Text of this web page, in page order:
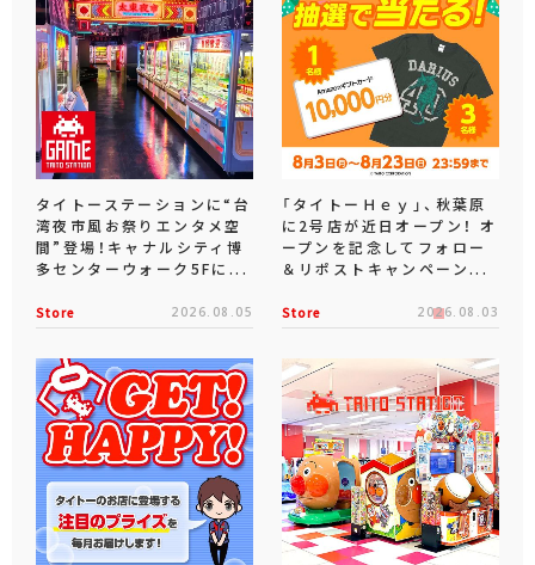
タイトーステーションに“台
湾夜市風お祭りエンタメ空
間”登場！キャナルシティ博
多センターウォーク5Fに...
Store 2026.08.05
「タイトーＨｅｙ」、秋葉原
に2号店が近日オープン！ オ
ープンを記念してフォロー
＆リポストキャンペーン...
Store 2026.08.03